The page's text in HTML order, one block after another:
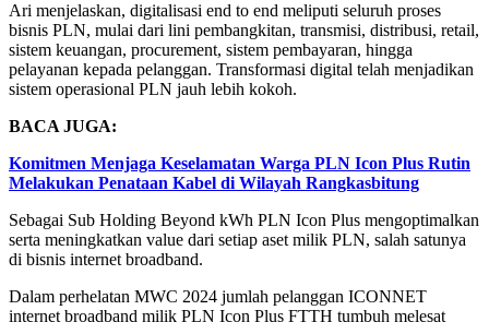
Ari menjelaskan, digitalisasi end to end meliputi seluruh proses
bisnis PLN, mulai dari lini pembangkitan, transmisi, distribusi, retail,
sistem keuangan, procurement, sistem pembayaran, hingga
pelayanan kepada pelanggan. Transformasi digital telah menjadikan
sistem operasional PLN jauh lebih kokoh.
BACA JUGA:
Komitmen Menjaga Keselamatan Warga PLN Icon Plus Rutin
Melakukan Penataan Kabel di Wilayah Rangkasbitung
Sebagai Sub Holding Beyond kWh PLN Icon Plus mengoptimalkan
serta meningkatkan value dari setiap aset milik PLN, salah satunya
di bisnis internet broadband.
Dalam perhelatan MWC 2024 jumlah pelanggan ICONNET
internet broadband milik PLN Icon Plus FTTH tumbuh melesat